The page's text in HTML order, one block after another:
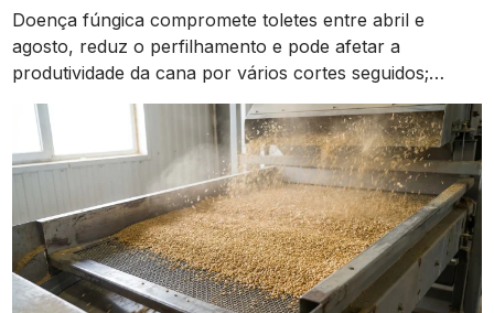
Doença fúngica compromete toletes entre abril e
agosto, reduz o perfilhamento e pode afetar a
produtividade da cana por vários cortes seguidos;
prevenção começa na escolha das mudas